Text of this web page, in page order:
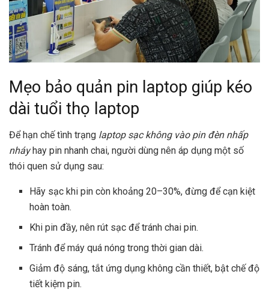
Mẹo bảo quản pin laptop giúp kéo
dài tuổi thọ laptop
Để hạn chế tình trạng laptop sạc không vào pin đèn nhấp
nháyhay pin nhanh chai, người dùng nên áp dụng một số
thói quen sử dụng sau:
Hãy sạc khi pin còn khoảng 20–30%, đừng để cạn kiệt
hoàn toàn.
Khi pin đầy, nên rút sạc để tránh chai pin.
Tránh để máy quá nóng trong thời gian dài.
Giảm độ sáng, tắt ứng dụng không cần thiết, bật chế độ
tiết kiệm pin.